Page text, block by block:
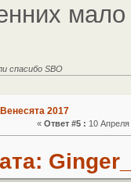
мало
спасибо SBO
2017
«Ответ #5 : 10